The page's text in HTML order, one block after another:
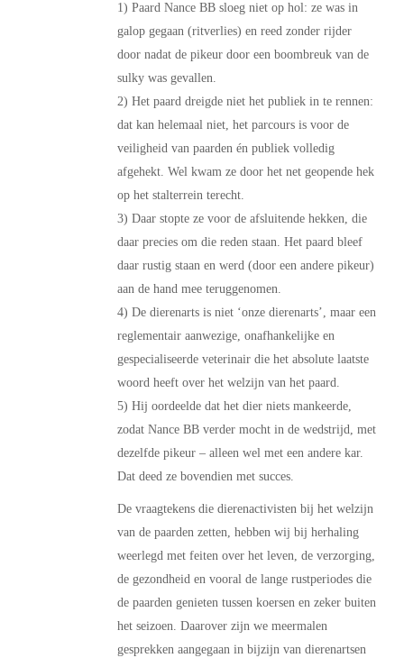
1) Paard Nance BB sloeg niet op hol: ze was in
galop gegaan (ritverlies) en reed zonder rijder
door nadat de pikeur door een boombreuk van de
sulky was gevallen.
2) Het paard dreigde niet het publiek in te rennen:
dat kan helemaal niet, het parcours is voor de
veiligheid van paarden én publiek volledig
afgehekt. Wel kwam ze door het net geopende hek
op het stalterrein terecht.
3) Daar stopte ze voor de afsluitende hekken, die
daar precies om die reden staan. Het paard bleef
daar rustig staan en werd (door een andere pikeur)
aan de hand mee teruggenomen.
4) De dierenarts is niet ‘onze dierenarts’, maar een
reglementair aanwezige, onafhankelijke en
gespecialiseerde veterinair die het absolute laatste
woord heeft over het welzijn van het paard.
5) Hij oordeelde dat het dier niets mankeerde,
zodat Nance BB verder mocht in de wedstrijd, met
dezelfde pikeur – alleen wel met een andere kar.
Dat deed ze bovendien met succes.
De vraagtekens die dierenactivisten bij het welzijn
van de paarden zetten, hebben wij bij herhaling
weerlegd met feiten over het leven, de verzorging,
de gezondheid en vooral de lange rustperiodes die
de paarden genieten tussen koersen en zeker buiten
het seizoen. Daarover zijn we meermalen
gesprekken aangegaan in bijzijn van dierenartsen